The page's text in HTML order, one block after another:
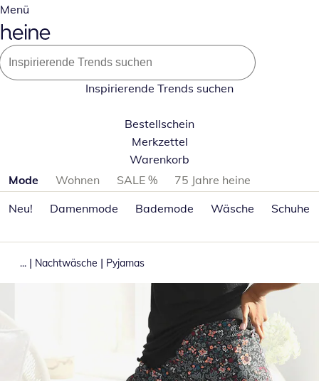
Menü
Inspirierende Trends suchen
Bestellschein
Merkzettel
Warenkorb
Produktkategorien überspringen
Mode Wohnen SALE %
75 Jahre heine
Neu!
Damenmode Bademode Wäsche Schuhe
... | Nachtwäsche | Pyjamas